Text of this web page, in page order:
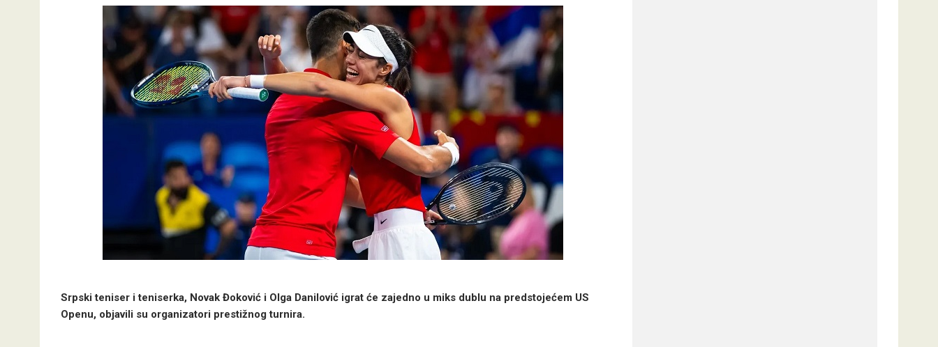
Srpski teniser i teniserka, Novak Đoković i Olga Danilović igrat će zajedno u miks dublu na predstojećem US
Openu, objavili su organizatori prestižnog turnira.